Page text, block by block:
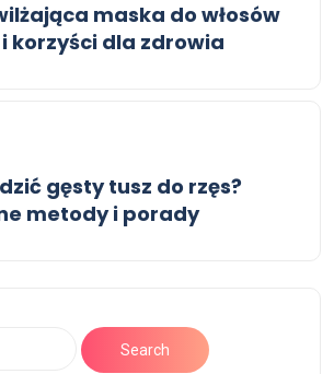
maska do włosów
korzyści dla zdrowia
gęsty tusz do rzęs?
metody i porady